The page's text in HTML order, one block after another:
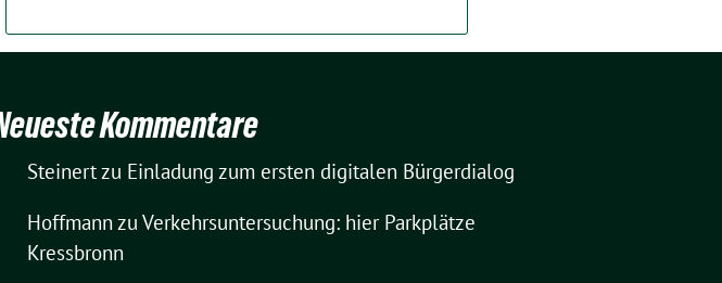
Kommentare
Steinertzu Einladung zum ersten digitalen Bürgerdialog
Hoffmann zu Verkehrsuntersuchung: hier Parkplätze
Kressbronn